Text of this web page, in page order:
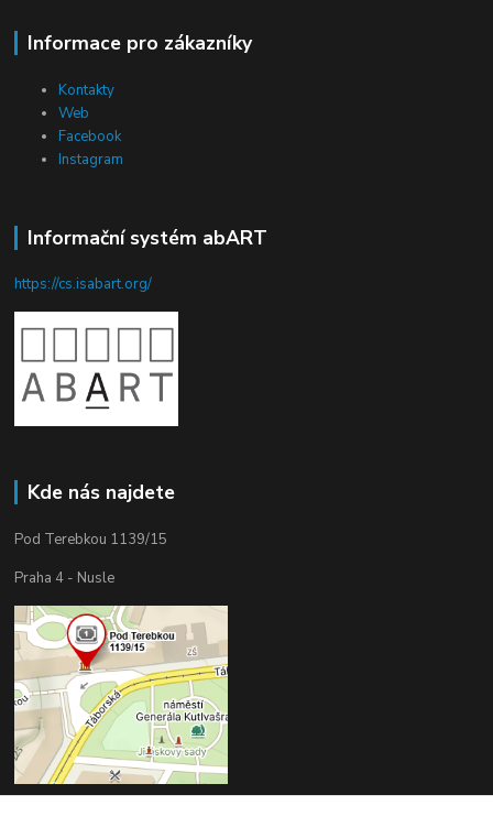
Informace pro zákazníky
Kontakty
Web
Facebook
Instagram
Informační systém abART
https://cs.isabart.org/
Kde nás najdete
Pod Terebkou 1139/15
Praha 4 - Nusle